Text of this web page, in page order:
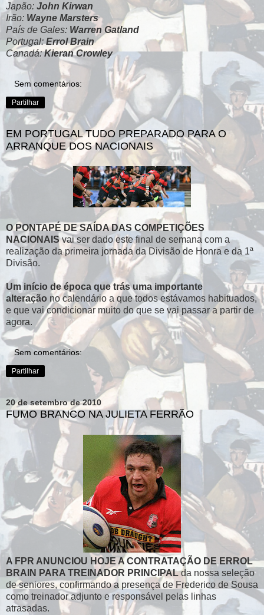
Japão: John Kirwan
Irão: Wayne Marsters
País de Gales: Warren Gatland
Portugal:Errol Brain
Canadá:Kieran Crowley
Sem comentários:
Partilhar
EM PORTUGAL TUDO PREPARADO PARA O
ARRANQUE DOS NACIONAIS
O PONTAPÉ DE SAÍDA DAS COMPETIÇÕES
NACIONAISvai ser dado este final de semana com a
realização da primeira jornada da Divisão de Honra e da 1ª
Divisão.
Um início de época que trás uma importante
alteração no calendário a que todos estávamos habituados,
e que vai condicionar muito do que se vai passar a partir de
agora.
Sem comentários:
Partilhar
20 de setembro de 2010
FUMO BRANCO NA JULIETA FERRÃO
A FPR ANUNCIOU HOJE A CONTRATAÇÃO DE ERROL
BRAIN PARA TREINADOR PRINCIPALda nossa seleção
de seniores, confirmando a presença de Frederico de Sousa
como treinador adjunto e responsável pelas linhas
atrasadas.